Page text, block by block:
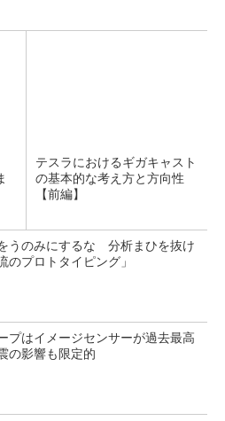
テスラにおけるギガキャスト
の基本的な考え方と方向性
【前編】
うのみにするな 分析まひを抜け
のプロトタイピング」
プはイメージセンサーが過去最高
の影響も限定的